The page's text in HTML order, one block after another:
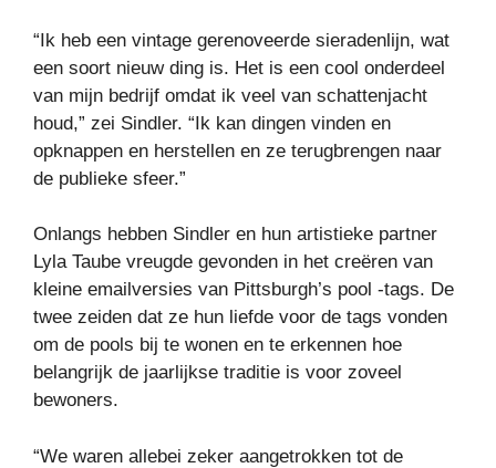
“Ik heb een vintage gerenoveerde sieradenlijn, wat
een soort nieuw ding is. Het is een cool onderdeel
van mijn bedrijf omdat ik veel van schattenjacht
houd,” zei Sindler. “Ik kan dingen vinden en
opknappen en herstellen en ze terugbrengen naar
de publieke sfeer.”
Onlangs hebben Sindler en hun artistieke partner
Lyla Taube vreugde gevonden in het creëren van
kleine emailversies van Pittsburgh’s pool -tags. De
twee zeiden dat ze hun liefde voor de tags vonden
om de pools bij te wonen en te erkennen hoe
belangrijk de jaarlijkse traditie is voor zoveel
bewoners.
“We waren allebei zeker aangetrokken tot de